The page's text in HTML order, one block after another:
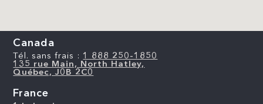
Canada
Tél. sans frais : 1 888 250-1850
135 rue Main, North Hatley,
Québec, J0B 2C0
France